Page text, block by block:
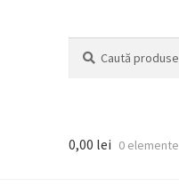
după:
0,00 lei 0 elemente